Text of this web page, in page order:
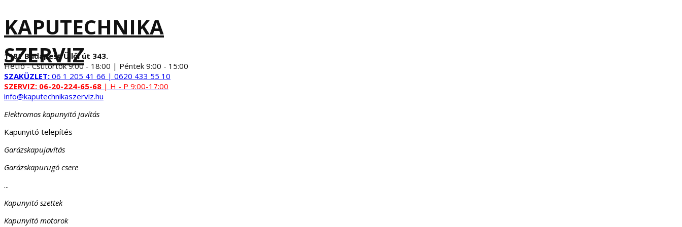
KAPUTECHNIKA
SZERVIZ
1181 Budapest Üllői út 343.
Hétfő - Csütörtök 9:00 - 18:00 | Péntek 9:00 - 15:00
SZAKÜZLET: 06 1 205 41 66 | 0620 433 55 10
SZERVIZ: 06-20-224-65-68 | H - P 9:00-17:00
info@kaputechnikaszerviz.hu
Elektromos kapunyitó javítás
Kapunyitó telepítés
Garázskapujavítás
Garázskapurugó csere
...
Kapunyitó szettek
Kapunyitó motorok